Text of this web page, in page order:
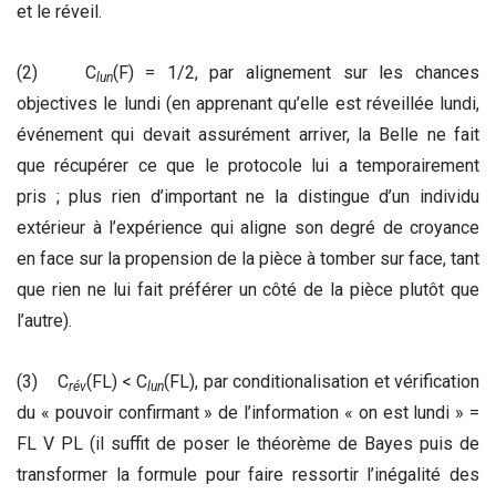
et le réveil.
(2) Clun(F) = 1/2, par alignement sur les chances
objectives le lundi (en apprenant qu’elle est réveillée lundi,
événement qui devait assurément arriver, la Belle ne fait
que récupérer ce que le protocole lui a temporairement
pris ; plus rien d’important ne la distingue d’un individu
extérieur à l’expérience qui aligne son degré de croyance
en face sur la propension de la pièce à tomber sur face, tant
que rien ne lui fait préférer un côté de la pièce plutôt que
l’autre).
(3) Crév(FL) < Clun(FL), par conditionalisation et vérification
du « pouvoir confirmant » de l’information « on est lundi » =
FL V PL (il suffit de poser le théorème de Bayes puis de
transformer la formule pour faire ressortir l’inégalité des